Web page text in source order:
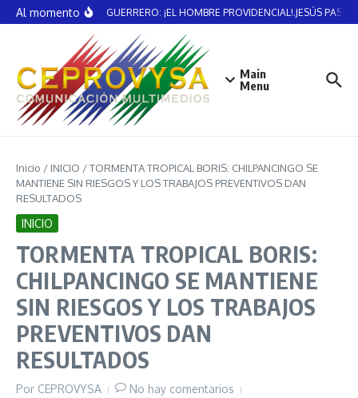
Saltar al contenido
Al momentoVICENTE GUERRERO: ¡EL HOMBRE PROVIDENCIAL!.JESÚS
Main
Menu
Inicio / INICIO /TORMENTA TROPICAL BORIS: CHILPANCINGO SE
MANTIENE SIN RIESGOS Y LOS TRABAJOS PREVENTIVOS DAN
RESULTADOS
INICIO
TORMENTA TROPICAL BORIS:
CHILPANCINGO SE MANTIENE
SIN RIESGOS Y LOS TRABAJOS
PREVENTIVOS DAN
RESULTADOS
Por CEPROVYSA
No hay comentarios